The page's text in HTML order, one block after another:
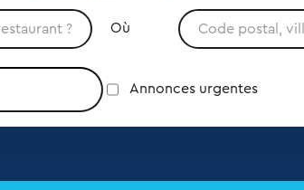
Où
Annonces urgentes